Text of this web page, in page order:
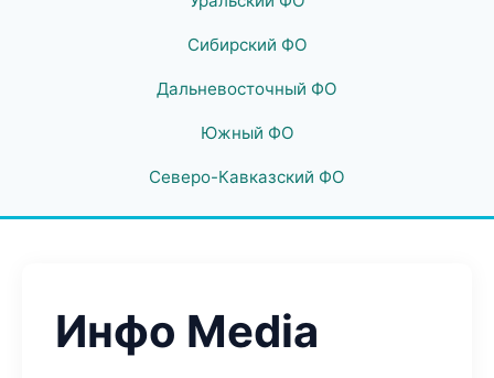
Сибирский ФО
Дальневосточный ФО
Южный ФО
Северо-Кавказский ФО
Инфо Media